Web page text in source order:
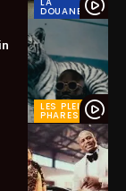
DOUANE
LES PLEINS
PHARES